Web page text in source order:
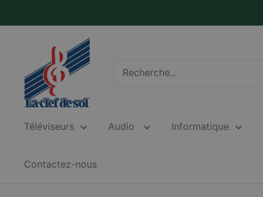
au
de
Sol
Téléviseurs Audio Informatique
Contactez-nous